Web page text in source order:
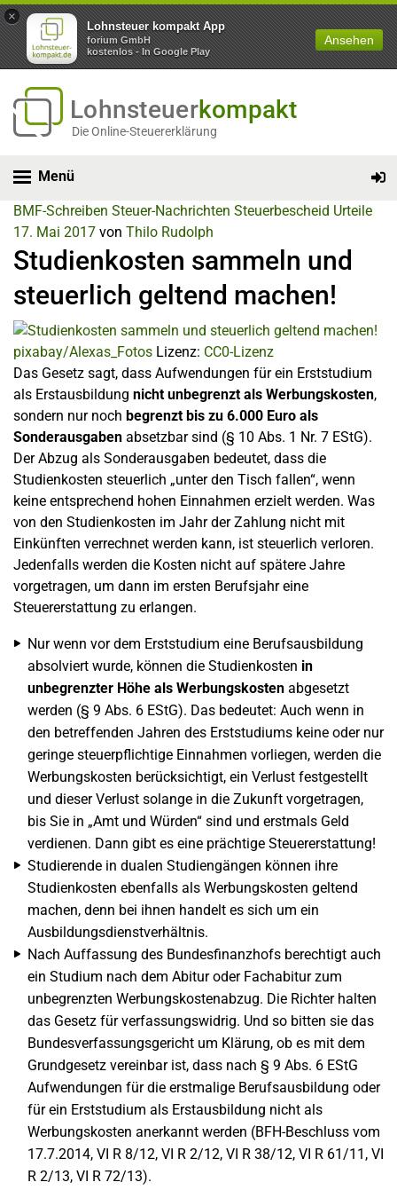
×
Lohnsteuer kompakt App
forium GmbH
kostenlos - In Google Play
Ansehen
Lohnsteuerkompakt
Die Online-Steuererklärung
Menü
BMF-Schreiben Steuer-Nachrichten Steuerbescheid Urteile
17. Mai 2017 von Thilo Rudolph
Studienkosten sammeln und
steuerlich geltend machen!
pixabay/Alexas_Fotos Lizenz: CC0-Lizenz
Das Gesetz sagt, dass Aufwendungen für ein Erststudium
als Erstausbildung nicht unbegrenzt als Werbungskosten,
sondern nur noch begrenzt bis zu 6.000 Euro als
Sonderausgaben absetzbar sind (§ 10 Abs. 1 Nr. 7 EStG).
Der Abzug als Sonderausgaben bedeutet, dass die
Studienkosten steuerlich „unter den Tisch fallen“, wenn
keine entsprechend hohen Einnahmen erzielt werden. Was
von den Studienkosten im Jahr der Zahlung nicht mit
Einkünften verrechnet werden kann, ist steuerlich verloren.
Jedenfalls werden die Kosten nicht auf spätere Jahre
vorgetragen, um dann im ersten Berufsjahr eine
Steuererstattung zu erlangen.
Nur wenn vor dem Erststudium eine Berufsausbildung
absolviert wurde, können die Studienkosten in
unbegrenzter Höhe als Werbungskosten abgesetzt
werden (§ 9 Abs. 6 EStG). Das bedeutet: Auch wenn in
den betreffenden Jahren des Erststudiums keine oder nur
geringe steuerpflichtige Einnahmen vorliegen, werden die
Werbungskosten berücksichtigt, ein Verlust festgestellt
und dieser Verlust solange in die Zukunft vorgetragen,
bis Sie in „Amt und Würden“ sind und erstmals Geld
verdienen. Dann gibt es eine prächtige Steuererstattung!
Studierende in dualen Studiengängen können ihre
Studienkosten ebenfalls als Werbungskosten geltend
machen, denn bei ihnen handelt es sich um ein
Ausbildungsdienstverhältnis.
Nach Auffassung des Bundesfinanzhofs berechtigt auch
ein Studium nach dem Abitur oder Fachabitur zum
unbegrenzten Werbungskostenabzug. Die Richter halten
das Gesetz für verfassungswidrig. Und so bitten sie das
Bundesverfassungsgericht um Klärung, ob es mit dem
Grundgesetz vereinbar ist, dass nach § 9 Abs. 6 EStG
Aufwendungen für die erstmalige Berufsausbildung oder
für ein Erststudium als Erstausbildung nicht als
Werbungskosten anerkannt werden (BFH-Beschluss vom
17.7.2014, VI R 8/12, VI R 2/12, VI R 38/12, VI R 61/11, VI
R 2/13, VI R 72/13).